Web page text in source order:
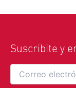
Suscribite y